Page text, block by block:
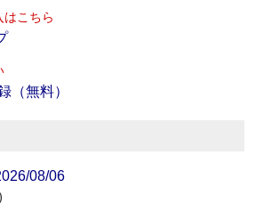
はこちら
（無料）
08/06